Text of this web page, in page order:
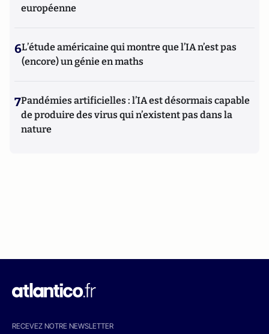
européenne
6L’étude américaine qui montre que l’IA n’est pas
(encore) un génie en maths
7Pandémies artificielles : l’IA est désormais capable
de produire des virus qui n’existent pas dans la
nature
RECEVEZ NOTRE NEWSLETTER